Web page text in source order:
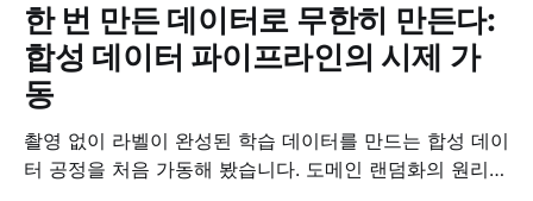
한 번 만든 데이터로 무한히 만든다:
합성 데이터 파이프라인의 시제 가
동
촬영 없이 라벨이 완성된 학습 데이터를 만드는 합성 데이
터 공정을 처음 가동해 봤습니다. 도메인 랜덤화의 원리와